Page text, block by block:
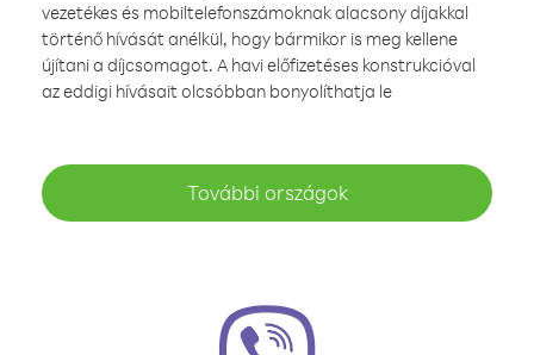
vezetékes és mobiltelefonszámoknak alacsony díjakkal
történő hívását anélkül, hogy bármikor is meg kellene
újítani a díjcsomagot. A havi előfizetéses konstrukcióval
az eddigi hívásait olcsóbban bonyolíthatja le
További országok